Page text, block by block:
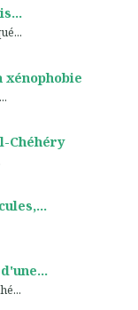
xénophobie
Chéhéry